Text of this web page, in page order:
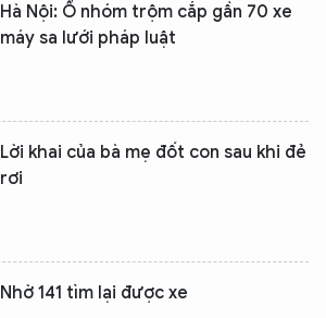
Hà Nội: Ổ nhóm trộm cắp gần 70 xe
máy sa lưới pháp luật
Lời khai của bà mẹ đốt con sau khi đẻ
rơi
Nhờ 141 tìm lại được xe